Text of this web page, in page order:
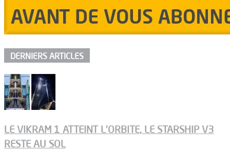
DERNIERS ARTICLES
LE VIKRAM 1 ATTEINT L’ORBITE, LE STARSHIP V3
RESTE AU SOL